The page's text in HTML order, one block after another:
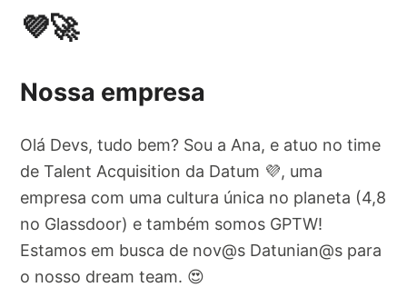
💜🚀
Nossa empresa
Olá Devs, tudo bem? Sou a Ana, e atuo no time
de Talent Acquisition da Datum 💜, uma
empresa com uma cultura única no planeta (4,8
no Glassdoor) e também somos GPTW!
Estamos em busca de nov@s Datunian@s para
o nosso dream team. 😍